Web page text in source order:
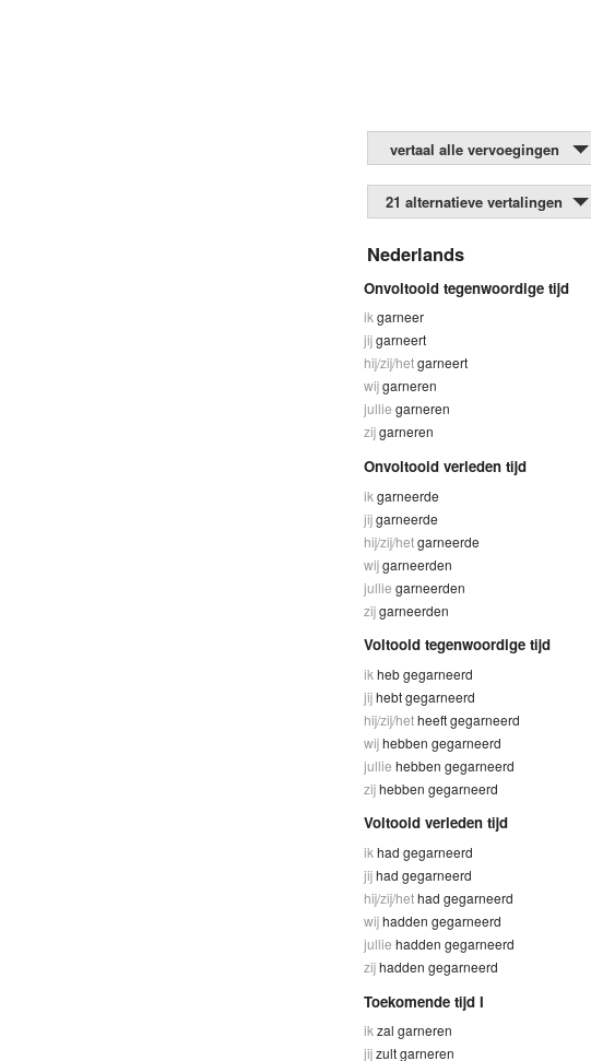
vertaal alle vervoegingen
21 alternatieve vertalingen
Nederlands
Onvoltooid tegenwoordige tijd
ik garneer
jijgarneert
hij/zij/hetgarneert
wijgarneren
jullie garneren
zijgarneren
Onvoltooid verleden tijd
ik garneerde
jijgarneerde
hij/zij/hetgarneerde
wijgarneerden
jullie garneerden
zijgarneerden
Voltooid tegenwoordige tijd
ik heb gegarneerd
jijhebt gegarneerd
hij/zij/hetheeft gegarneerd
wijhebben gegarneerd
jullie hebben gegarneerd
zijhebben gegarneerd
Voltooid verleden tijd
ik had gegarneerd
jijhad gegarneerd
hij/zij/hethad gegarneerd
wijhadden gegarneerd
jullie hadden gegarneerd
zijhadden gegarneerd
Toekomende tijd I
ik zal garneren
jijzult garneren